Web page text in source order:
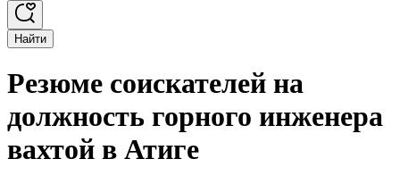
Найти
Резюме соискателей на
должность горного инженера
вахтой в Атиге